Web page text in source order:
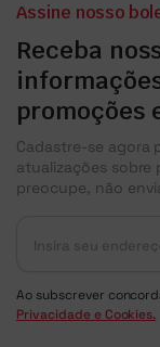
Assine nosso
Receba
promoções
Cadastre-se agora
atualizações sobre
preocupe, não
Ao subscrever
Privacidade e Cookies.